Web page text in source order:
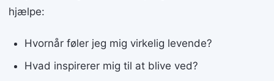
hjælpe:
Hvornår føler jeg mig virkelig levende?
Hvad inspirerer mig til at blive ved?